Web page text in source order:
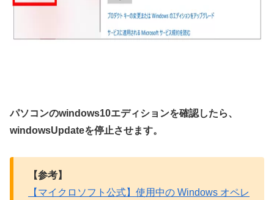
パソコンのwindows10エディションを確認したら、
windowsUpdateを停止させます。
【参考】
【マイクロソフト公式】使用中の Windows オペレ